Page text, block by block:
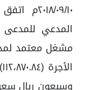
٢٠١٨/٠٩/
وسبعون ريال